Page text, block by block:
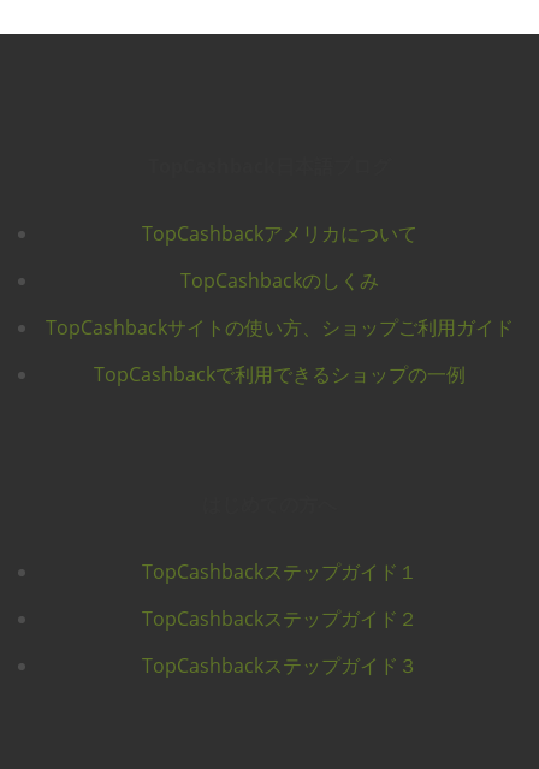
TopCashbackアメリカについて
TopCashbackのしくみ
TopCashbackサイトの使い方、ショップご利用ガイド
TopCashbackで利用できるショップの一例
TopCashbackステップガイド１
TopCashbackステップガイド２
TopCashbackステップガイド３